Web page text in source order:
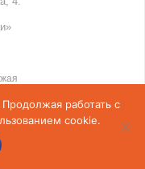
работать с
cookie.